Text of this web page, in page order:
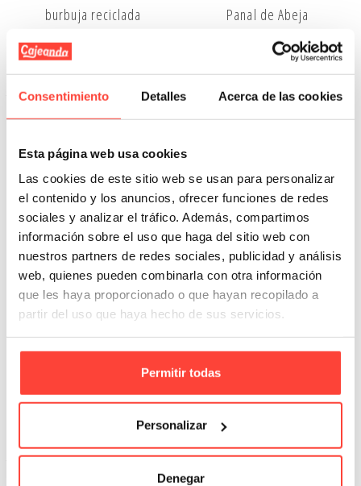
Consentimiento Detalles Acerca de las cookies
Esta página web usa cookies
Las cookies de este sitio web se usan para personalizar
el contenido y los anuncios, ofrecer funciones de redes
sociales y analizar el tráfico. Además, compartimos
información sobre el uso que haga del sitio web con
nuestros partners de redes sociales, publicidad y análisis
web, quienes pueden combinarla con otra información
que les haya proporcionado o que hayan recopilado a
partir del uso que haya hecho de sus servicios.
Permitir todas
Personalizar
Denegar
burbuja reciclada
desde
Ver Más
Panal de Abeja
38,65 €
Añadir A La Cesta
Tubos de cartón
3,50 €
Fuera de stock
manual PA1000
120,40 €